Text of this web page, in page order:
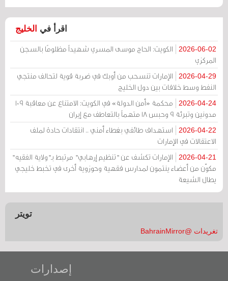
اقرأ في الخليج
2026-06-02
الكويت: الحاج موسى المسري شهيداً مظلومًا بالسجن
المركزي
2026-04-29
الإمارات تنسحب من أوبك في ضربة قوية لتحالف منتجي
النفط وسط خلافات بين دول الخليج
2026-04-24
محكمة «أمن الدولة» في الكويت: الامتناع عن معاقبة 109
مدونين وتبرئة 9 وحبس 18 متهماً بالتعاطف مع إيران
2026-04-22
استهداف طائفي بغطاء أمني .. انتقادات حادة لملف
الاعتقالات في الإمارات
2026-04-21
الإمارات تكشف عن "تنظيم إرهابي" مرتبط بـ"ولاية الفقيه"
مكوّن من أعضاء ينتمون لمدارس فقهية وحوزوية أخرى في تخبط خليجي
يطال الشيعة
تويتر
تغريدات @BahrainMirror
إصدارات